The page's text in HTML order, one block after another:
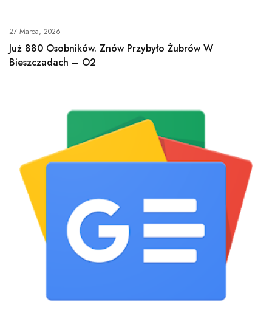
27 Marca, 2026
Już 880 Osobników. Znów Przybyło Żubrów W
Bieszczadach – O2